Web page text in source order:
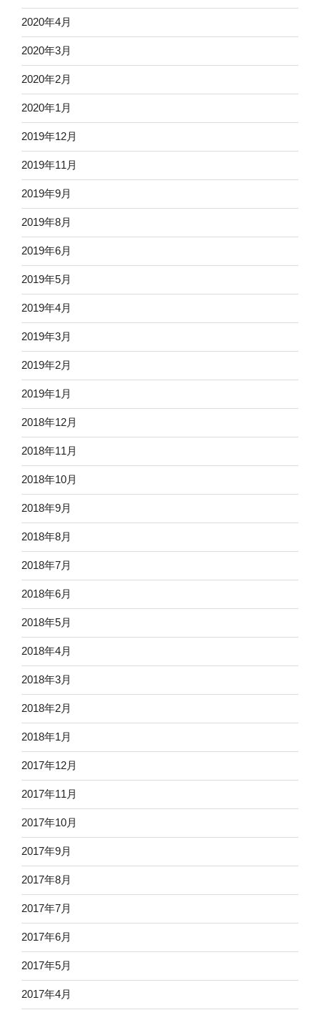
2020年4月
2020年3月
2020年2月
2020年1月
2019年12月
2019年11月
2019年9月
2019年8月
2019年6月
2019年5月
2019年4月
2019年3月
2019年2月
2019年1月
2018年12月
2018年11月
2018年10月
2018年9月
2018年8月
2018年7月
2018年6月
2018年5月
2018年4月
2018年3月
2018年2月
2018年1月
2017年12月
2017年11月
2017年10月
2017年9月
2017年8月
2017年7月
2017年6月
2017年5月
2017年4月